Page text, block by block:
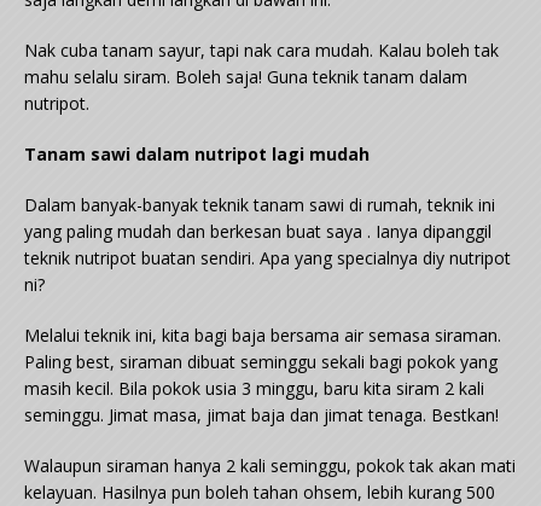
Nak cuba tanam sayur, tapi nak cara mudah. Kalau boleh tak
mahu selalu siram. Boleh saja! Guna teknik tanam dalam
nutripot.
Tanam sawi dalam nutripot lagi mudah
Dalam banyak-banyak teknik tanam sawi di rumah, teknik ini
yang paling mudah dan berkesan buat saya . Ianya dipanggil
teknik nutripot buatan sendiri. Apa yang specialnya diy nutripot
ni?
Melalui teknik ini, kita bagi baja bersama air semasa siraman.
Paling best, siraman dibuat seminggu sekali bagi pokok yang
masih kecil. Bila pokok usia 3 minggu, baru kita siram 2 kali
seminggu. Jimat masa, jimat baja dan jimat tenaga. Bestkan!
Walaupun siraman hanya 2 kali seminggu, pokok tak akan mati
kelayuan. Hasilnya pun boleh tahan ohsem, lebih kurang 500